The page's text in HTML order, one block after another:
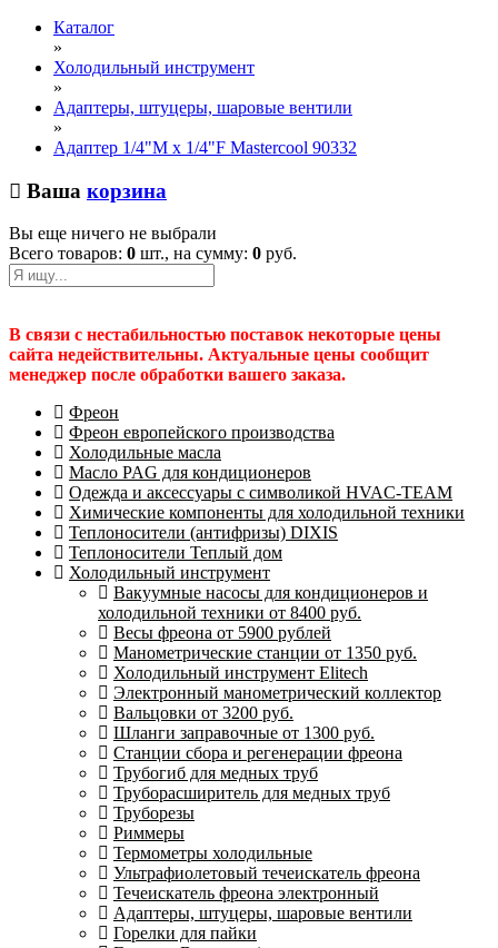
Каталог
»
Холодильный инструмент
»
Адаптеры, штуцеры, шаровые вентили
»
Адаптер 1/4"M х 1/4"F Mastercool 90332
Ваша корзина
Вы еще ничего не выбрали
Всего товаров: 0 шт., на сумму: 0 руб.
В связи с нестабильностью поставок некоторые цены
сайта недействительны. Актуальные цены сообщит
менеджер после обработки вашего заказа.
Фреон
Фреон европейского производства
Холодильные масла
Масло PAG для кондиционеров
Одежда и аксессуары с символикой HVAC-TEAM
Химические компоненты для холодильной техники
Теплоносители (антифризы) DIXIS
Теплоносители Теплый дом
Холодильный инструмент
Вакуумные насосы для кондиционеров и
холодильной техники от 8400 руб.
Весы фреона от 5900 рублей
Манометрические станции от 1350 руб.
Холодильный инструмент Elitech
Электронный манометрический коллектор
Вальцовки от 3200 руб.
Шланги заправочные от 1300 руб.
Станции сбора и регенерации фреона
Трубогиб для медных труб
Труборасширитель для медных труб
Труборезы
Риммеры
Термометры холодильные
Ультрафиолетовый течеискатель фреона
Течеискатель фреона электронный
Адаптеры, штуцеры, шаровые вентили
Горелки для пайки